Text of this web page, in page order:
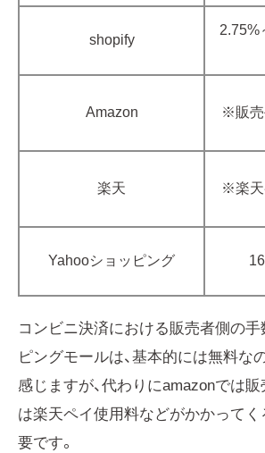
shopify
2.75%
Amazon
※販売
楽天
※楽天
Yahooショッピング
コンビニ決済における販売者側の手
ピングモールは、基本的には無料な
感じますが、代わりにamazonでは販
は楽天ペイ使用料などがかかってく
要です。